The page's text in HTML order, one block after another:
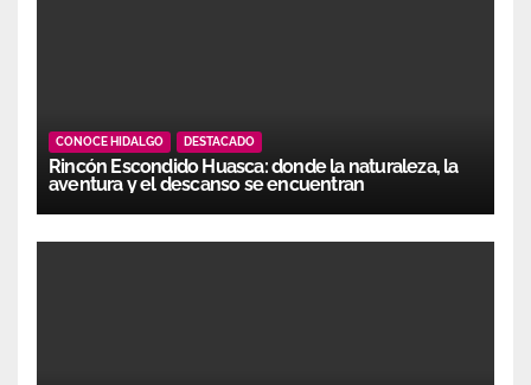
CONOCE HIDALGO DESTACADO
Rincón Escondido Huasca: donde la naturaleza, la
aventura y el descanso se encuentran